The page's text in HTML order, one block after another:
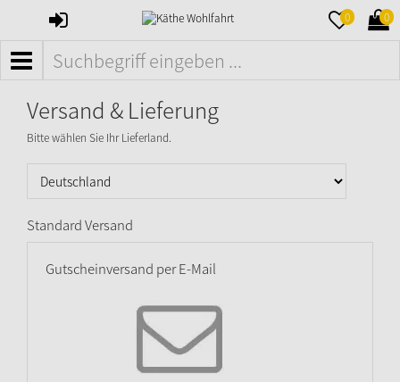
ANMELDEN 0 0
MENÜ
Versand & Lieferung
Bitte wählen Sie Ihr Lieferland.
Standard Versand
Gutscheinversand per E-Mail